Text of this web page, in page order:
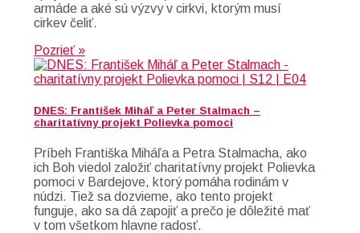
armáde a aké sú výzvy v cirkvi, ktorým musí
cirkev čeliť.
Pozrieť »
DNES: František Miháľ a Peter Stalmach –
charitatívny projekt Polievka pomoci
Príbeh Františka Miháľa a Petra Stalmacha, ako
ich Boh viedol založiť charitatívny projekt Polievka
pomoci v Bardejove, ktorý pomáha rodinám v
núdzi. Tiež sa dozvieme, ako tento projekt
funguje, ako sa dá zapojiť a prečo je dôležité mať
v tom všetkom hlavne radosť.